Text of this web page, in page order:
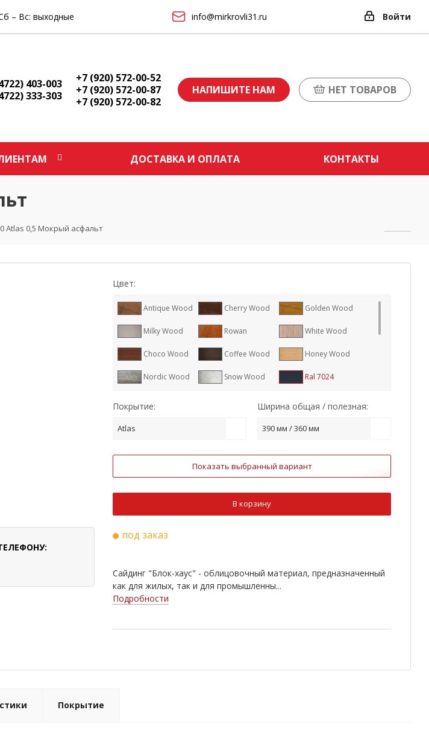
– Вс: выходные info@mirkrovli31.ru Войти
403-003
333-303
+7 (920) 572-00-52
+7 (920) 572-00-87
+7 (920) 572-00-82
НАПИШИТЕ НАМ НЕТ ТОВАРОВ
ДОСТАВКА И ОПЛАТА КОНТАКТЫ
Atlas 0,5 Мокрый асфальт
Цвет:
Antique Wood Cherry Wood Golden Wood
Milky Wood Rowan White Wood
Choco Wood Coffee Wood Honey Wood
Nordic Wood Snow Wood Ral 7024
Ral 9005 RR 887
Ral 3009 Ral 7016
Покрытие:
Atlas
Ширина общая / полезная:
390 мм / 360 мм
Показать выбранный вариант
В корзину
под заказ
Сайдинг "Блок-хаус" - облицовочный материал, предназначенный
как для жилых, так и для промышленны...
Подробности
Покрытие